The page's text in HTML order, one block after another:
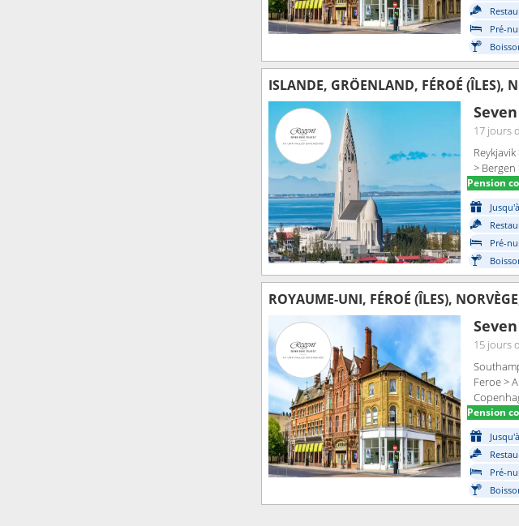
Pré-
ISLANDE, GRÖENLAND, FÉROÉ (ÎLES),
17 jours
>
Pension
Pré-
ROYAUME-UNI, FÉROÉ (ÎLES),
15 jours
Feroe >
Pension
Pré-